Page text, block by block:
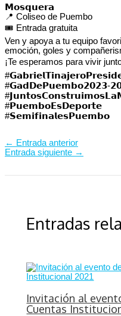
𝗠𝗼𝘀𝗾𝘂𝗲𝗿𝗮
📍 Coliseo de Puembo
🎟️ Entrada gratuita
Ven y apoya a tu equipo
emoción, goles y
¡Te esperamos para vivir
#𝗚𝗮𝗱𝗗𝗲𝗣𝘂𝗲𝗺𝗯𝗼𝟮𝟬𝟮𝟯-
#𝗣𝘂𝗲𝗺𝗯𝗼𝗘𝘀𝗗𝗲𝗽𝗼𝗿𝘁𝗲
#𝗦𝗲𝗺𝗶𝗳𝗶𝗻𝗮𝗹𝗲𝘀𝗣𝘂𝗲𝗺𝗯𝗼
← Entrada anterior
Entrada siguiente →
Entradas
Invitación al
Cuentas